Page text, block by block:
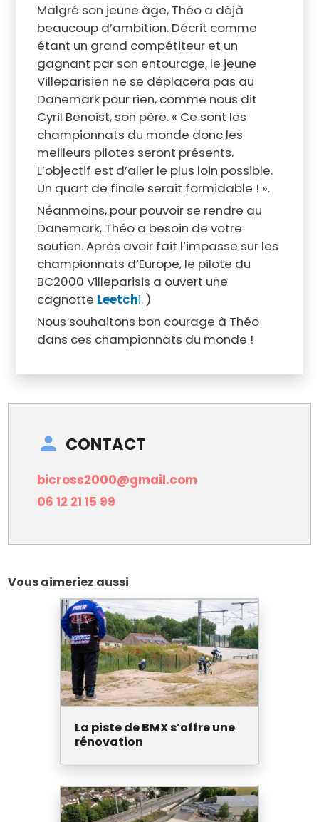
Malgré son jeune âge, Théo a déjà
beaucoup d’ambition. Décrit comme
étant un grand compétiteur et un
gagnant par son entourage, le jeune
Villeparisien ne se déplacera pas au
Danemark pour rien, comme nous dit
Cyril Benoist, son père. « Ce sont les
championnats du monde donc les
meilleurs pilotes seront présents.
L’objectif est d’aller le plus loin possible.
Un quart de finale serait formidable ! ».
Néanmoins, pour pouvoir se rendre au
Danemark, Théo a besoin de votre
soutien. Après avoir fait l’impasse sur les
championnats d’Europe, le pilote du
BC2000 Villeparisis a ouvert une
cagnotte Leetchi. )
Nous souhaitons bon courage à Théo
dans ces championnats du monde !
CONTACT
bicross2000@gmail.com
06 12 21 15 99
Vous aimeriez aussi
La piste de BMX s’offre une
rénovation